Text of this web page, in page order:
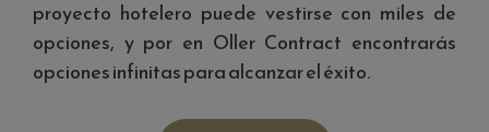
proyecto hotelero puede vestirse con miles de
opciones, y por en Oller Contract encontrarás
opciones infinitas para alcanzar el éxito.